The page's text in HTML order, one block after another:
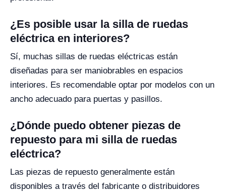
¿Es posible usar la silla de ruedas
eléctrica en interiores?
Sí, muchas sillas de ruedas eléctricas están
diseñadas para ser maniobrables en espacios
interiores. Es recomendable optar por modelos con un
ancho adecuado para puertas y pasillos.
¿Dónde puedo obtener piezas de
repuesto para mi silla de ruedas
eléctrica?
Las piezas de repuesto generalmente están
disponibles a través del fabricante o distribuidores